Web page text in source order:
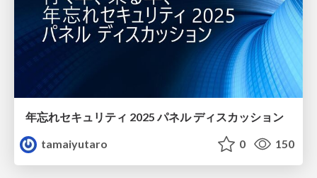
年忘れセキュリティ 2025 パネル ディスカッション
tamaiyutaro
0 150